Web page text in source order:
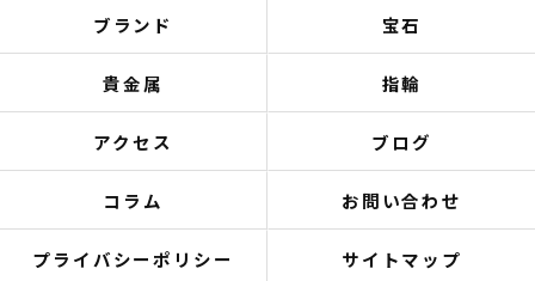
ブランド 宝石
貴金属 指輪
アクセス ブログ
コラム お問い合わせ
プライバシーポリシー サイトマップ